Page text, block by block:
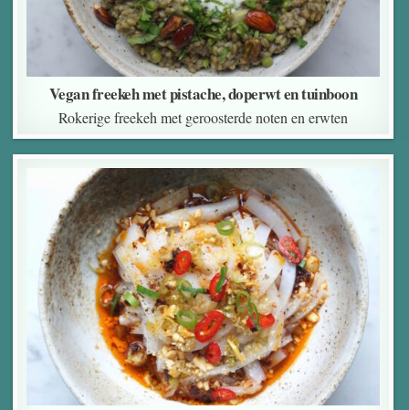
Vegan freekeh met pistache, doperwt en tuinboon
Rokerige freekeh met geroosterde noten en erwten